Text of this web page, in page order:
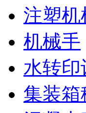
注塑机
机械手
水转印
集装箱